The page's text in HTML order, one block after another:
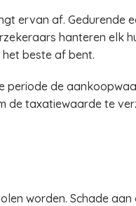
ervan af. Gedurende
hanteren elk
beste af bent.
de
de taxatiewaarde te
worden. Schade